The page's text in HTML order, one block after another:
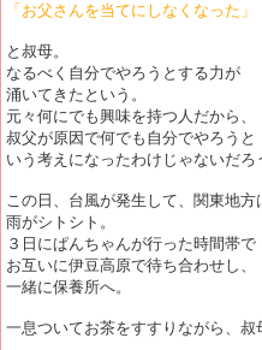
「お父さんを当てにしなくなった」
と叔母。
なるべく自分でやろうとする力が
涌いてきたという。
元々何にでも興味を持つ人だから、
叔父が原因で何でも自分でやろうと
いう考えになったわけじゃないだろ
この日、台風が発生して、関東地方
雨がシトシト。
３日にぱんちゃんが行った時間帯で
お互いに伊豆高原で待ち合わせし、
一緒に保養所へ。
一息ついてお茶をすすりながら、叔